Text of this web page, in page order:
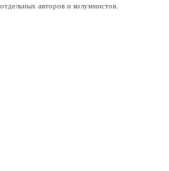
авторов и колумнистов.